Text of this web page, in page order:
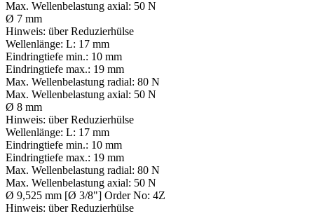
Max. Wellenbelastung axial: 50 N
Ø 7 mm
Hinweis: über Reduzierhülse
Wellenlänge: L: 17 mm
Eindringtiefe min.: 10 mm
Eindringtiefe max.: 19 mm
Max. Wellenbelastung radial: 80 N
Max. Wellenbelastung axial: 50 N
Ø 8 mm
Hinweis: über Reduzierhülse
Wellenlänge: L: 17 mm
Eindringtiefe min.: 10 mm
Eindringtiefe max.: 19 mm
Max. Wellenbelastung radial: 80 N
Max. Wellenbelastung axial: 50 N
Ø 9,525 mm [Ø 3/8"] Order No: 4Z
Hinweis: über Reduzierhülse